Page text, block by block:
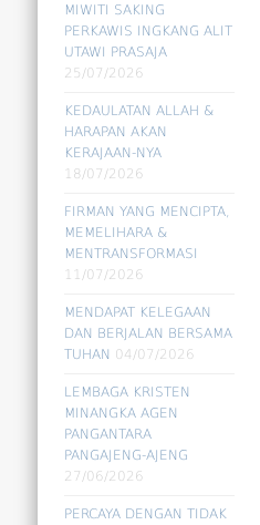
MIWITI SAKING
PERKAWIS INGKANG ALIT
UTAWI PRASAJA
25/07/2026
KEDAULATAN ALLAH &
HARAPAN AKAN
KERAJAAN-NYA
18/07/2026
FIRMAN YANG MENCIPTA,
MEMELIHARA &
MENTRANSFORMASI
11/07/2026
MENDAPAT KELEGAAN
DAN BERJALAN BERSAMA
TUHAN 04/07/2026
LEMBAGA KRISTEN
MINANGKA AGEN
PANGANTARA
PANGAJENG-AJENG
27/06/2026
PERCAYA DENGAN TIDAK